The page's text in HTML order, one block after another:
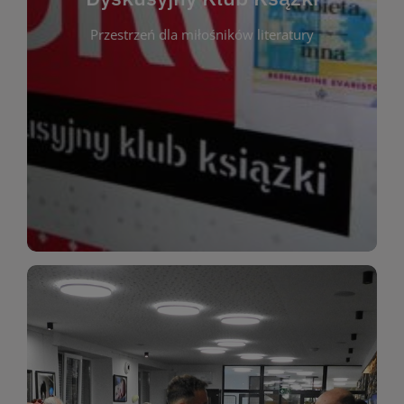
Przestrzeń dla miłośników literatury
Dyskusyjny Klub Ksążki
Dyskusyjny Klub Książki to przestrzeń dla
miłośników literatury, którzy lubią dzielić się
opiniami i emocjami po lekturze. Spotykamy się
regularnie, by rozmawiać o wybranych tytułach z
różnych gatunków literackich. Każde spotkanie to
okazja do inspirującej dyskusji, wymiany
miłośników estetycznych doznań!
WIĘCEJ